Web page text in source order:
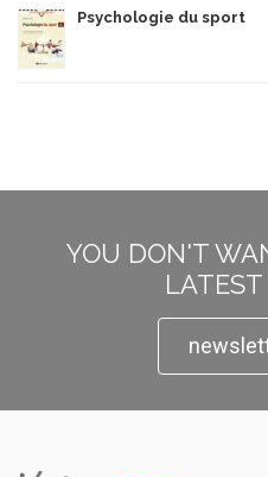
Psychologie du sport
YOU DON'T